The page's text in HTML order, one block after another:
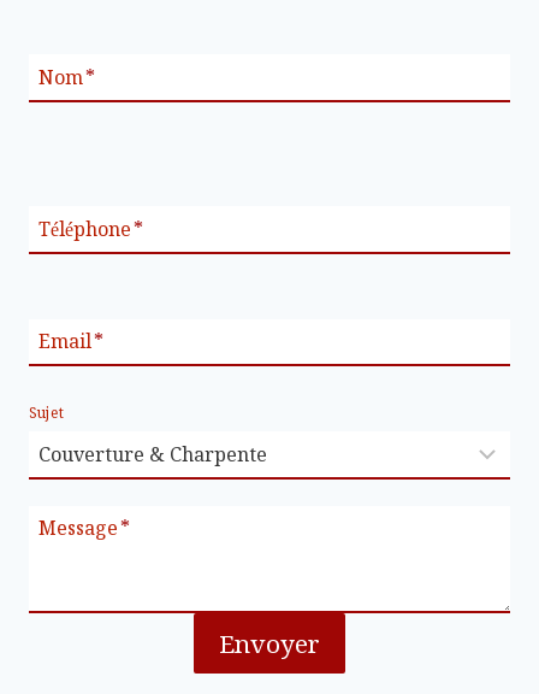
Nom *
Téléphone *
Email *
Sujet
Message *
Envoyer